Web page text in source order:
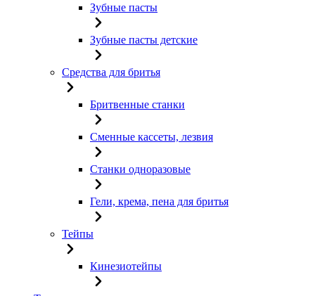
Зубные пасты
Зубные пасты детские
Средства для бритья
Бритвенные станки
Сменные кассеты, лезвия
Станки одноразовые
Гели, крема, пена для бритья
Тейпы
Кинезиотейпы